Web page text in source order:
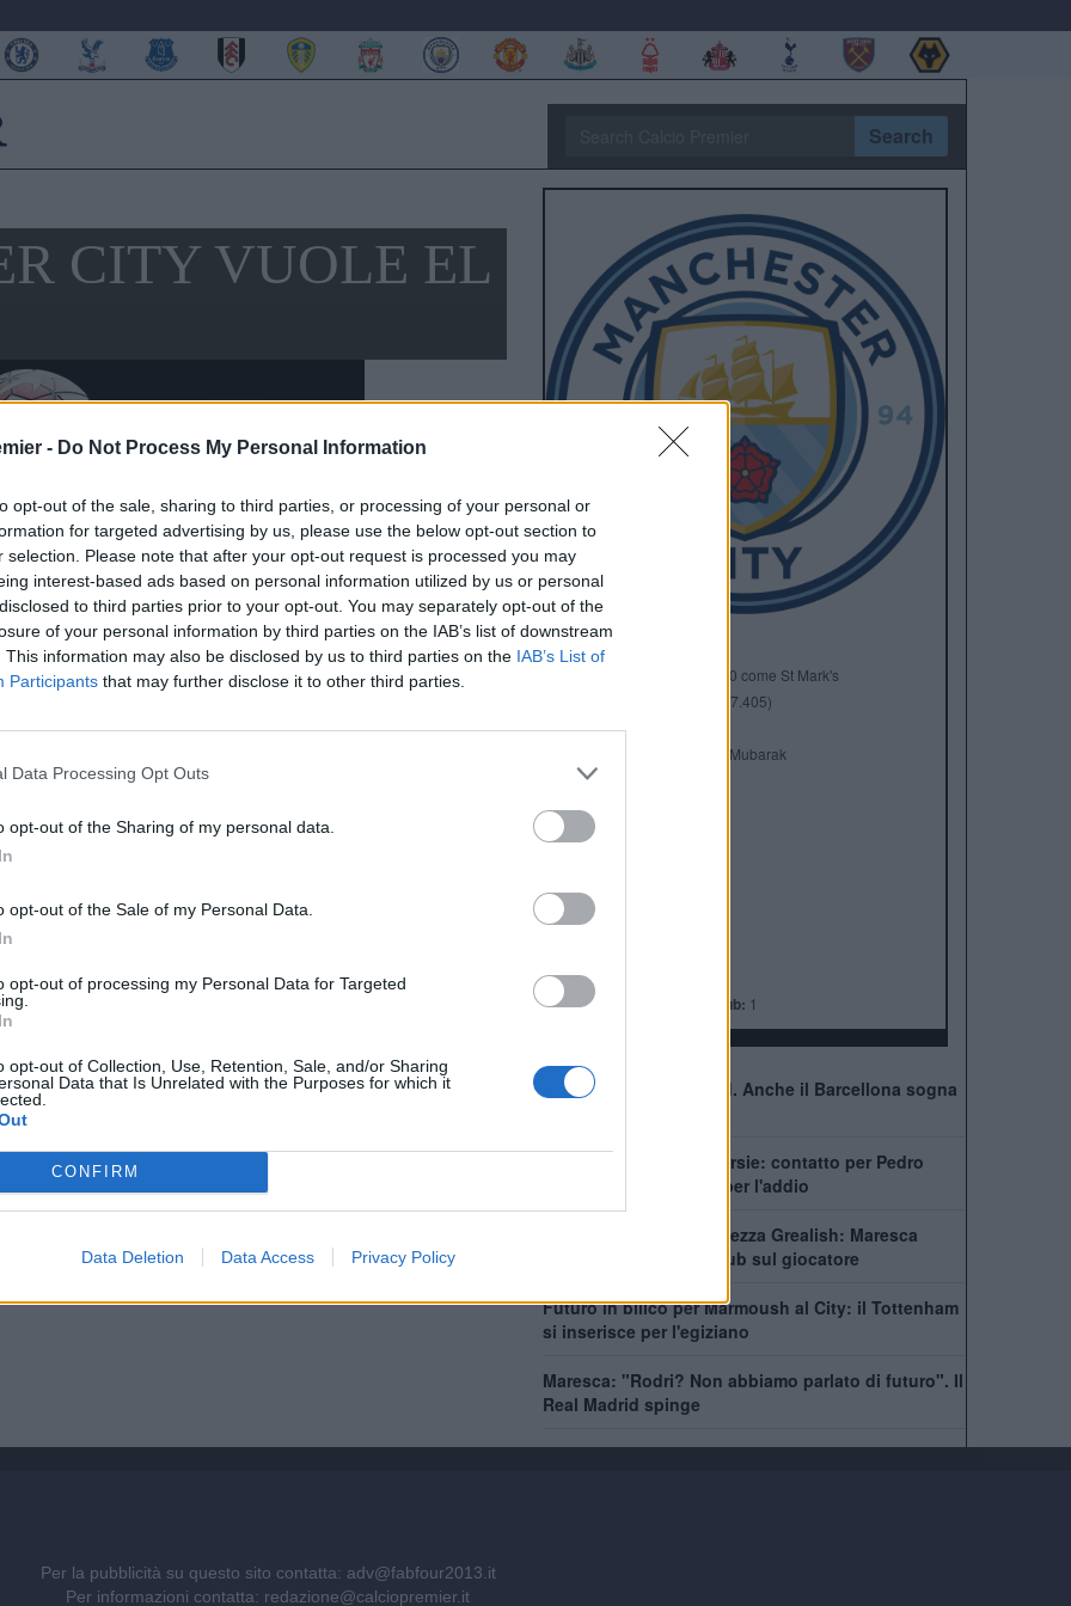
- Do Not Process My Personal Information
opt-out of the sale, sharing to third parties, or processing of your personal or
for targeted advertising by us, please use the below opt-out section to
selection. Please note that after your opt-out request is processed you may
interest-based ads based on personal information utilized by us or personal
to third parties prior to your opt-out. You may separately opt-out of the
of your personal information by third parties on the IAB’s list of downstream
This information may also be disclosed by us to third parties on the IAB’s List of
Participants that may further disclose it to other third parties.
Data Processing Opt Outs
opt-out of the Sharing of my personal data.
opt-out of the Sale of my Personal Data.
opt-out of processing my Personal Data for Targeted
opt-out of Collection, Use, Retention, Sale, and/or Sharing
Data that Is Unrelated with the Purposes for which it
CONFIRM
Data Deletion Data Access Privacy Policy
Search
CITY VUOLE EL
Mansourdella parte azzurra di Manchester vorrebbe
fine della sua carriera.
offerte del
vista dell’apparente blocco del mercato biennale, ma
è ampiamente convinta di poter far leva sulla
che lo prelevò dall’
un buon biglietto da visita, l’imminente approdo a
poter essere il
1880 come St Mark's
Etihad Stadium (47.405)
Città:Manchester
Khaldoon Al Mubarak
Manager:
ALBO D'ORO
Premier League:
League Cup:
FA Community Shield:
Supercoppa Europea:
Coppa del Mondo per Club: 1
Non solo il Real Madrid. Anche il Barcellona sogna
City scatenato sulle corsie: contatto per Pedro
Neto, Savinho spinge per l'addio
Manchester City, incertezza Grealish: Maresca
prende tempo, sette club sul giocatore
Futuro in bilico per Marmoush al City: il Tottenham
si inserisce per l'egiziano
Maresca: "Rodri? Non abbiamo parlato di futuro". Il
Real Madrid spinge
Per la pubblicità su questo sito contatta: adv@fabfour2013.it
Per informazioni contatta: redazione@calciopremier.it